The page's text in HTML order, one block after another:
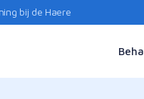
bij de Haere